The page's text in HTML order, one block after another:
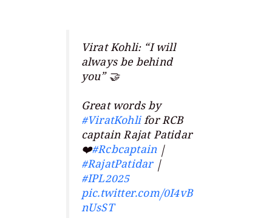
Virat Kohli: “I will
always be behind
you” 🤝
Great words by
#ViratKohlifor RCB
captain Rajat Patidar
❤️#Rcbcaptain|
#RajatPatidar|
#IPL2025
pic.twitter.com/0I4vB
nUsST